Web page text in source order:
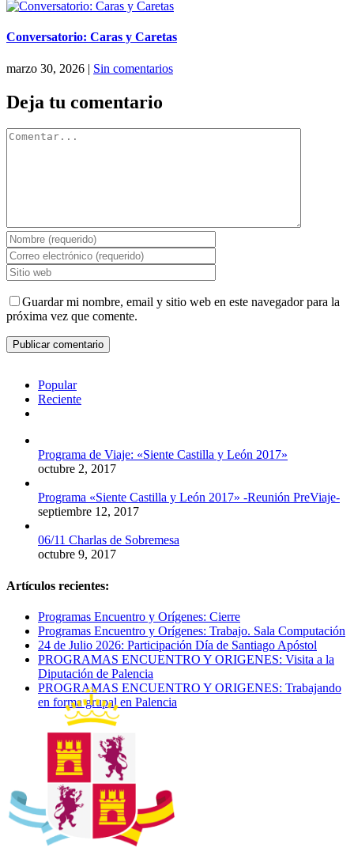
Conversatorio: Caras y Caretas
marzo 30, 2026 | Sin comentarios
Deja tu comentario
Comentar
Guardar mi nombre, email y sitio web en este navegador para la
próxima vez que comente.
Popular
Reciente
Programa de Viaje: «Siente Castilla y León 2017»
octubre 2, 2017
Programa «Siente Castilla y León 2017» -Reunión PreViaje-
septiembre 12, 2017
06/11 Charlas de Sobremesa
octubre 9, 2017
Artículos recientes:
Programas Encuentro y Orígenes: Cierre
Programas Encuentro y Orígenes: Trabajo. Sala Computación
24 de Julio 2026: Participación Día de Santiago Apóstol
PROGRAMAS ENCUENTRO Y ORIGENES: Visita a la
Diputación de Palencia
PROGRAMAS ENCUENTRO Y ORIGENES: Trabajando
en forma grupal en Palencia